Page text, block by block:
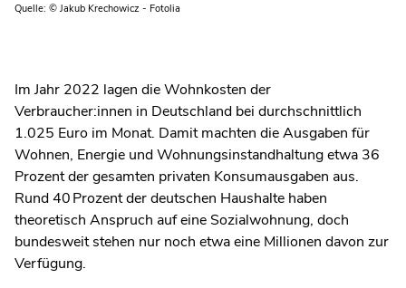
Quelle: © Jakub Krechowicz - Fotolia
Im Jahr 2022 lagen die Wohnkosten der
Verbraucher:innen in Deutschland bei durchschnittlich
1.025 Euro im Monat. Damit machten die Ausgaben für
Wohnen, Energie und Wohnungsinstandhaltung etwa 36
Prozent der gesamten privaten Konsumausgaben aus.
Rund 40 Prozent der deutschen Haushalte haben
theoretisch Anspruch auf eine Sozialwohnung, doch
bundesweit stehen nur noch etwa eine Millionen davon zur
Verfügung.